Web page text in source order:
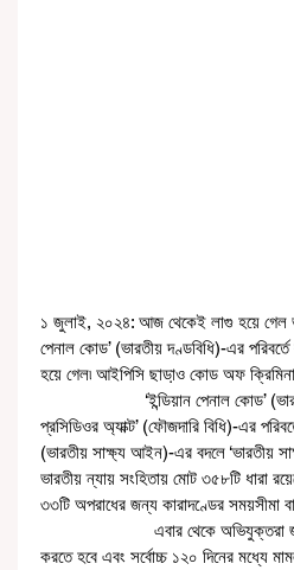
১ জুলাই, ২০২৪: আজ থেকেই লাগু হয়ে গেল
পেনাল কোড’ (ভারতীয় দণ্ডবিধি)-এর
হয়ে গেল৷ আইপিসি ছাডা়ও কোড অফ
প্রসিডিওর অ্যাক্ট’ (ফৌজদারি বিধি)-এর
(ভারতীয় সাক্ষ্য আইন)-এর বদলে ‘ভারতীয়
ভারতীয় ন্যায় সংহিতায় মোট ৩৫৮টি ধারা
৩৩টি অপরাধের জন্য কারাদণ্ডের সময়সীমা
করতে হবে এবং সর্বোচ্চ ১২০ দিনের মধ্যে